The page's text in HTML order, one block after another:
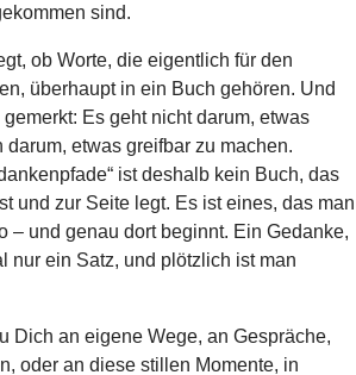
sind.
ob Worte, die eigentlich für den
überhaupt in ein Buch gehören. Und
Es geht nicht darum, etwas
darum, etwas greifbar zu machen.
ist deshalb kein Buch, das
und zur Seite legt. Es ist eines, das man
– und genau dort beginnt. Ein Gedanke,
nur ein Satz, und plötzlich ist man
Dich an eigene Wege, an Gespräche,
oder an diese stillen Momente, in